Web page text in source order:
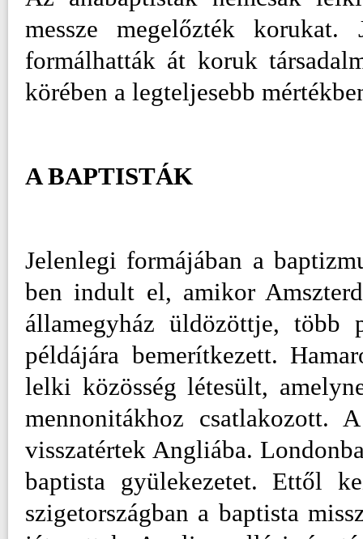
messze megelőzték
formálhatták át koruk
körében a legteljesebb
A BAPTISTÁK
Jelenlegi formájában a
ben indult el, amikor
államegyház üldözöttje, több
példájára bemerítkezett.
lelki közösség létesült,
mennonitákhoz csatlakozott.
visszatértek Angliába.
baptista gyülekezetet. Ettől
szigetországban a baptista